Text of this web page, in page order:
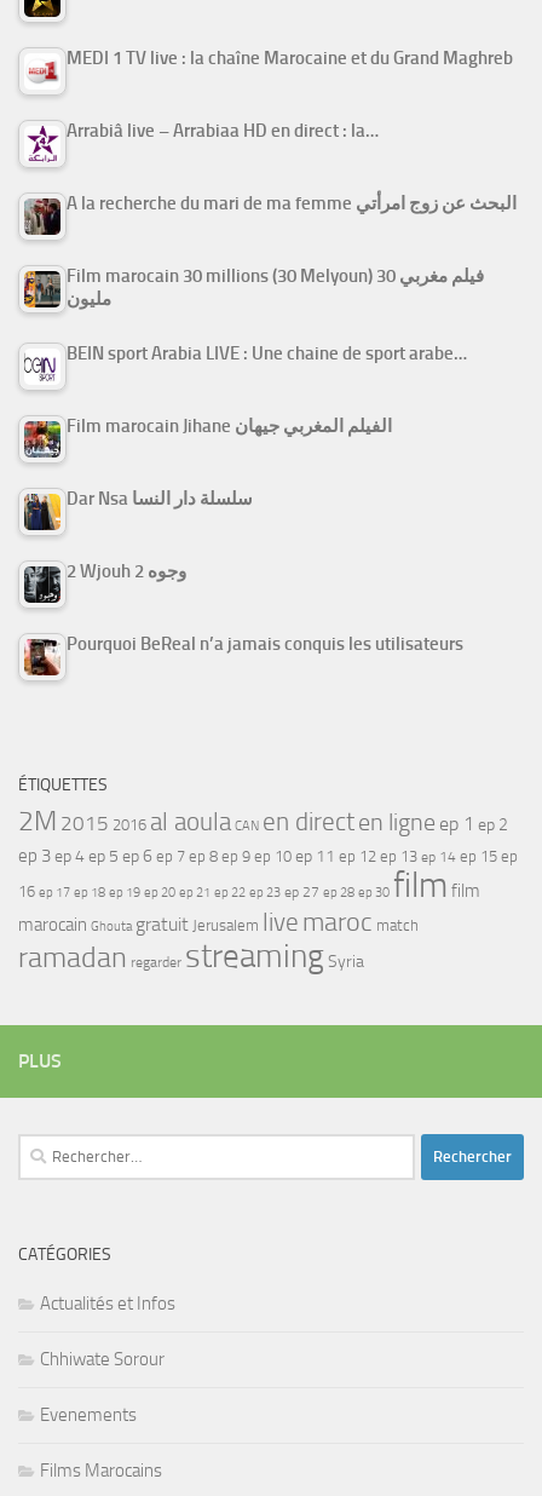
MEDI 1 TV live : la chaîne Marocaine et du Grand Maghreb
Arrabiâ live – Arrabiaa HD en direct : la…
A la recherche du mari de ma femme البحث عن زوج امرأتي
Film marocain 30 millions (30 Melyoun) فيلم مغربي 30
مليون
BEIN sport Arabia LIVE : Une chaine de sport arabe…
Film marocain Jihane الفيلم المغربي جيهان
Dar Nsa سلسلة دار النسا
2 Wjouh 2 وجوه
Pourquoi BeReal n’a jamais conquis les utilisateurs
ÉTIQUETTES
2M 2015 2016 al aoula CAN en directen ligne ep 1 ep 2
ep 3ep 4ep 5 ep 6 ep 7 ep 8 ep 9 ep 10 ep 11 ep 12 ep 13 ep 14 ep 15 ep
16 ep 17 ep 18 ep 19 ep 20 ep 21 ep 22 ep 23 ep 27 ep 28 ep 30 film film
marocain Ghouta gratuit Jerusalem live maroc match
ramadan regarder streamingSyria
PLUS
Rechercher :
CATÉGORIES
Actualités et Infos
Chhiwate Sorour
Evenements
Films Marocains